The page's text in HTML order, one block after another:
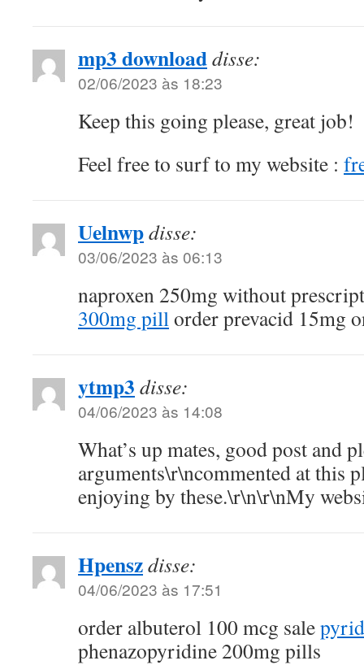
mp3 downloaddisse:
02/06/2023 às 18:23
Keep this going please, great job!
Feel free to surf to my website :
Uelnwpdisse:
03/06/2023 às 06:13
naproxen 250mg without
300mg pillorder prevacid 15mg
ytmp3 disse:
04/06/2023 às 14:08
What’s up mates, good post and
arguments\r\ncommented at this
enjoying by these.\r\n\r\nMy
Hpenszdisse:
04/06/2023 às 17:51
order albuterol 100 mcg sale
phenazopyridine 200mg pills